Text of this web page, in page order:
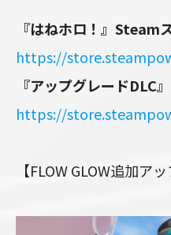
『はねホロ！』Steam
https://
『アップグレードDLC
https://
【FLOW GLOW追加ア